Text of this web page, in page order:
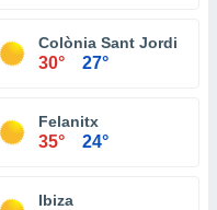
Colònia Sant Jordi
30° 27°
Felanitx
35° 24°
Ibiza